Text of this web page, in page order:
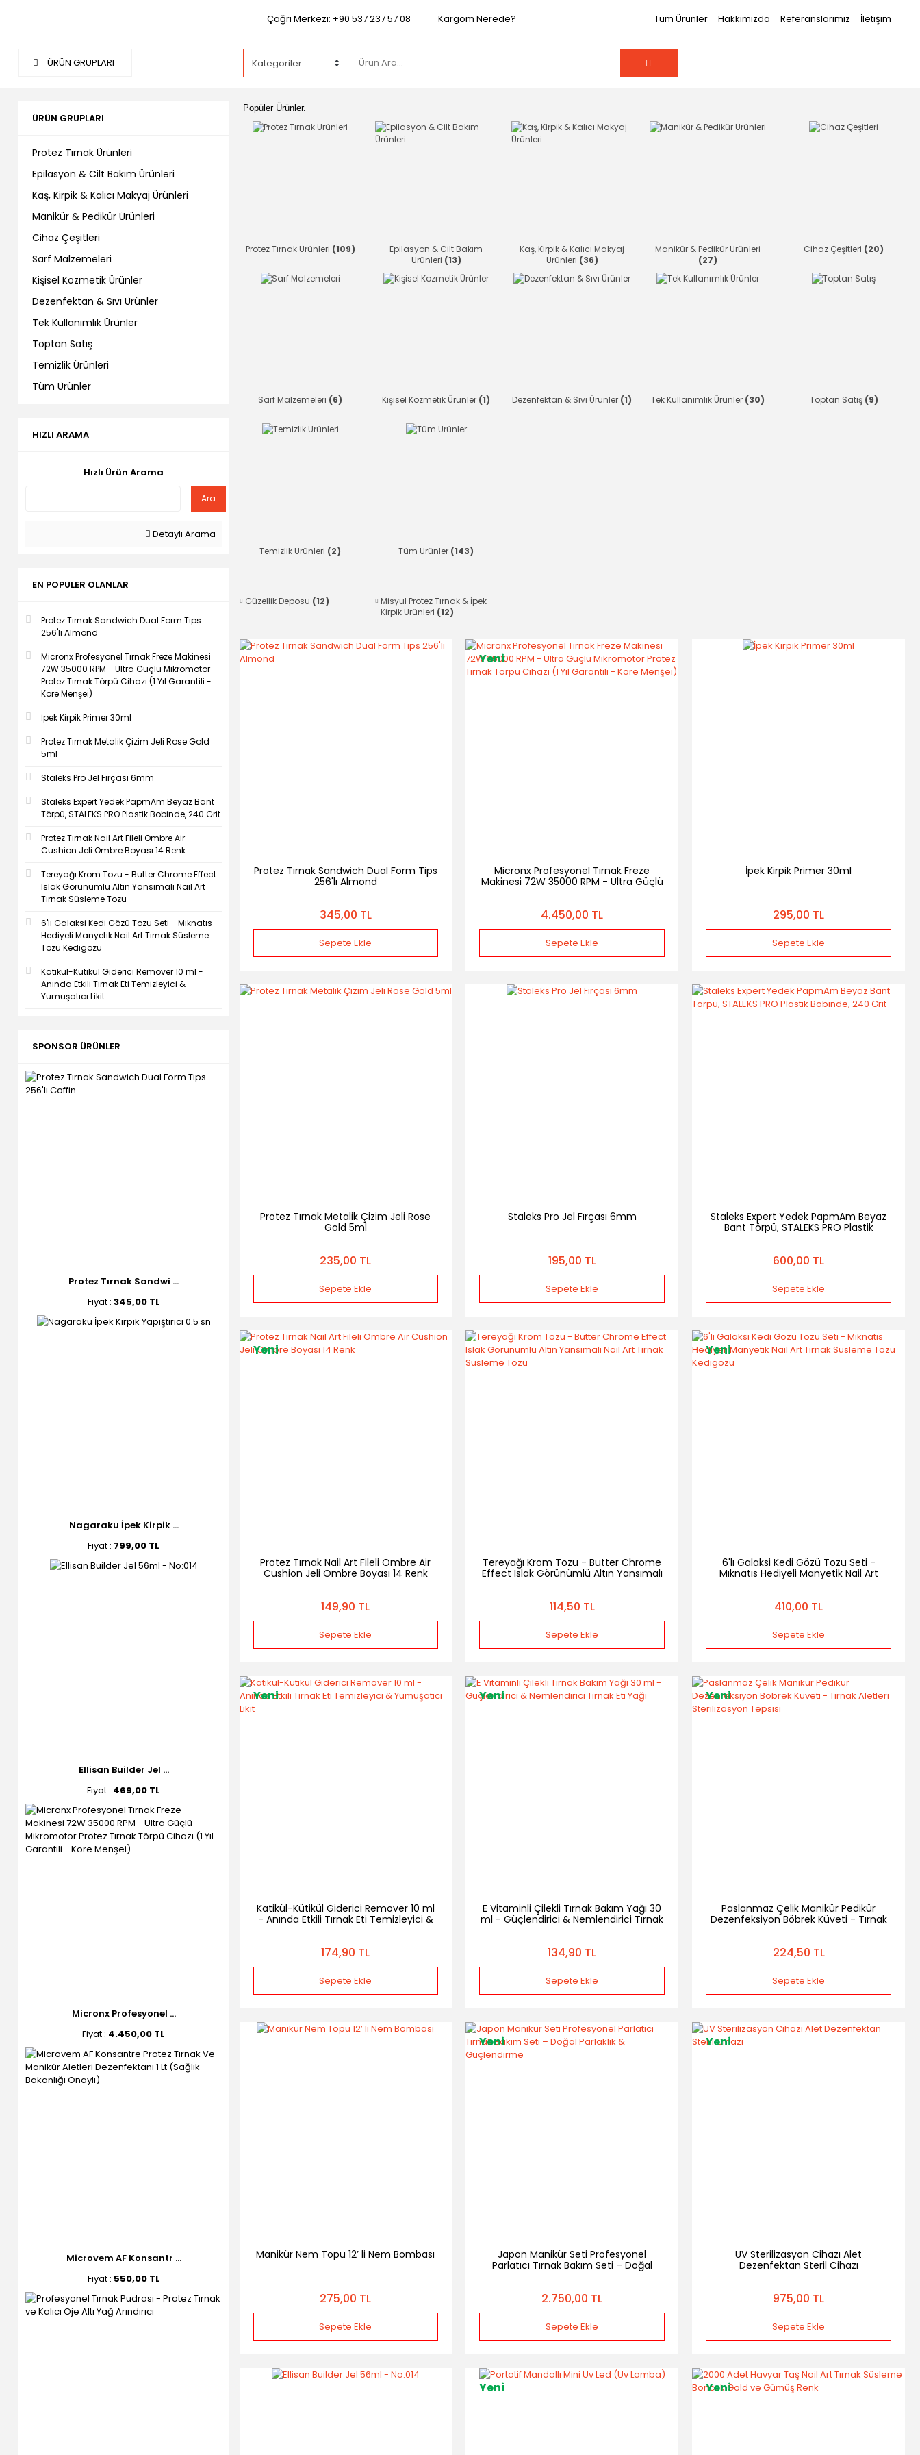
Çağrı Merkezi: +90 537 237 57 08 Kargom Nerede? Tüm Ürünler Hakkımızda Referanslarımız İletişim
ÜRÜN GRUPLARI
ÜRÜN GRUPLARI
Protez Tırnak Ürünleri
Epilasyon & Cilt Bakım Ürünleri
Kaş, Kirpik & Kalıcı Makyaj Ürünleri
Manikür & Pedikür Ürünleri
Cihaz Çeşitleri
Sarf Malzemeleri
Kişisel Kozmetik Ürünler
Dezenfektan & Sıvı Ürünler
Tek Kullanımlık Ürünler
Toptan Satış
Temizlik Ürünleri
Tüm Ürünler
HIZLI ARAMA
Hızlı Ürün Arama
Ara
Detaylı Arama
EN POPULER OLANLAR
Protez Tırnak Sandwich Dual Form Tips
256'lı Almond
Micronx Profesyonel Tırnak Freze Makinesi
72W 35000 RPM - Ultra Güçlü Mikromotor
Protez Tırnak Törpü Cihazı (1 Yıl Garantili -
Kore Menşei)
İpek Kirpik Primer 30ml
Protez Tırnak Metalik Çizim Jeli Rose Gold
5ml
Staleks Pro Jel Fırçası 6mm
Staleks Expert Yedek PapmAm Beyaz Bant
Törpü, STALEKS PRO Plastik Bobinde, 240 Grit
Protez Tırnak Nail Art Fileli Ombre Air
Cushion Jeli Ombre Boyası 14 Renk
Tereyağı Krom Tozu - Butter Chrome Effect
Islak Görünümlü Altın Yansımalı Nail Art
Tırnak Süsleme Tozu
6'lı Galaksi Kedi Gözü Tozu Seti - Mıknatıs
Hediyeli Manyetik Nail Art Tırnak Süsleme
Tozu Kedigözü
Katikül-Kütikül Giderici Remover 10 ml -
Anında Etkili Tırnak Eti Temizleyici &
Yumuşatıcı Likit
SPONSOR ÜRÜNLER
Protez Tırnak Sandwi ...
Fiyat : 345,00 TL
Nagaraku İpek Kirpik ...
Fiyat : 799,00 TL
Ellisan Builder Jel ...
Fiyat : 469,00 TL
Micronx Profesyonel ...
Fiyat : 4.450,00 TL
Microvem AF Konsantr ...
Fiyat : 550,00 TL
Popüler Ürünler.
Protez Tırnak Ürünleri (109)
Epilasyon & Cilt Bakım
Ürünleri (13)
Kaş, Kirpik & Kalıcı Makyaj
Ürünleri (36)
Manikür & Pedikür Ürünleri
(27)
Cihaz Çeşitleri (20)
Sarf Malzemeleri (6) Kişisel Kozmetik Ürünler (1) Dezenfektan & Sıvı Ürünler (1) Tek Kullanımlık Ürünler (30) Toptan Satış (9)
Temizlik Ürünleri (2) Tüm Ürünler (143)
Güzellik Deposu (12)
Misyul Protez Tırnak & İpek
Kirpik Ürünleri (12)
Protez Tırnak Sandwich Dual Form Tips
256'lı Almond
345,00 TL
Sepete Ekle
Yeni
Micronx Profesyonel Tırnak Freze
Makinesi 72W 35000 RPM - Ultra Güçlü
4.450,00 TL
Sepete Ekle
İpek Kirpik Primer 30ml
295,00 TL
Sepete Ekle
Protez Tırnak Metalik Çizim Jeli Rose
Gold 5ml
235,00 TL
Sepete Ekle
Staleks Pro Jel Fırçası 6mm
195,00 TL
Sepete Ekle
Staleks Expert Yedek PapmAm Beyaz
Bant Törpü, STALEKS PRO Plastik
600,00 TL
Sepete Ekle
Yeni
Protez Tırnak Nail Art Fileli Ombre Air
Cushion Jeli Ombre Boyası 14 Renk
149,90 TL
Sepete Ekle
Tereyağı Krom Tozu - Butter Chrome
Effect Islak Görünümlü Altın Yansımalı
114,50 TL
Sepete Ekle
Yeni
6'lı Galaksi Kedi Gözü Tozu Seti -
Mıknatıs Hediyeli Manyetik Nail Art
410,00 TL
Sepete Ekle
Yeni
Katikül-Kütikül Giderici Remover 10 ml
- Anında Etkili Tırnak Eti Temizleyici &
174,90 TL
Sepete Ekle
Yeni
E Vitaminli Çilekli Tırnak Bakım Yağı 30
ml - Güçlendirici & Nemlendirici Tırnak
134,90 TL
Sepete Ekle
Yeni
Paslanmaz Çelik Manikür Pedikür
Dezenfeksiyon Böbrek Küveti - Tırnak
224,50 TL
Sepete Ekle
Manikür Nem Topu 12’ li Nem Bombası
275,00 TL
Sepete Ekle
Yeni
Japon Manikür Seti Profesyonel
Parlatıcı Tırnak Bakım Seti – Doğal
2.750,00 TL
Sepete Ekle
Yeni
UV Sterilizasyon Cihazı Alet
Dezenfektan Steril Cihazı
975,00 TL
Sepete Ekle
Yeni Yeni